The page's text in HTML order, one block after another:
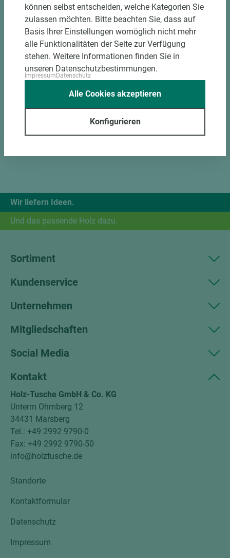
Wir liefern Ideen.
Und das passende Holz dazu.
Sortiment
Kundenservice
Unternehmen
Mitgliedschaften
Social Media
Kontakt
Holz-Tusche GmbH & Co. KG
Unterm Ohmberg 12
34431 Marsberg
Tel.: +49 2992 9790-0
Fax: +49 2992 9790-50
info@holztusche.de
Standorte
Kontaktformular
Datenschutz
Impressum
können selbst entscheiden, welche Kategorien Sie
zulassen möchten. Bitte beachten Sie, dass auf
Basis Ihrer Einstellungen womöglich nicht mehr
alle Funktionalitäten der Seite zur Verfügung
stehen. Weitere Informationen finden Sie in
unseren Datenschutzbestimmungen.
ImpressumDatenschutz
Konfigurieren
Alle Cookies akzeptieren